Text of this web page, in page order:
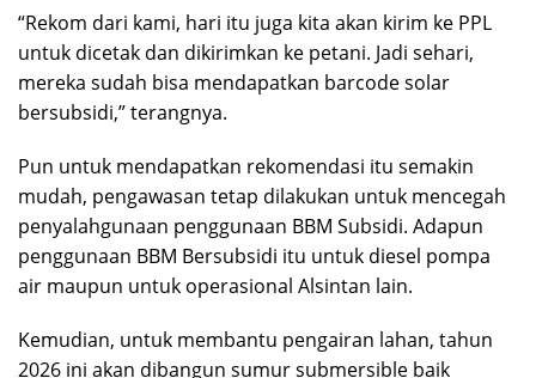
“Rekom dari kami, hari itu juga kita akan kirim ke PPL
untuk dicetak dan dikirimkan ke petani. Jadi sehari,
mereka sudah bisa mendapatkan barcode solar
bersubsidi,” terangnya.
Pun untuk mendapatkan rekomendasi itu semakin
mudah, pengawasan tetap dilakukan untuk mencegah
penyalahgunaan penggunaan BBM Subsidi. Adapun
penggunaan BBM Bersubsidi itu untuk diesel pompa
air maupun untuk operasional Alsintan lain.
Kemudian, untuk membantu pengairan lahan, tahun
2026 ini akan dibangun sumur submersible baik